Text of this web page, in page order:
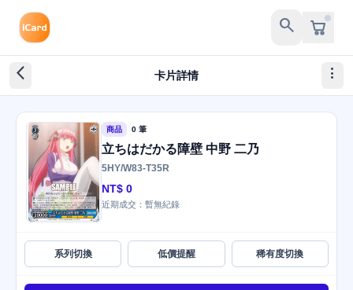
search
arrow_back_ios_new 卡片詳情 more_vert
商品 0 筆
立ちはだかる障壁 中野 二乃
5HY/W83-T35R
NT$ 0
近期成交：暫無紀錄
系列切換 低價提醒 稀有度切換